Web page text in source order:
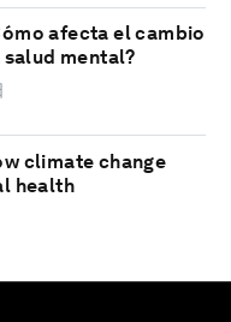
afecta el cambio
mental?
climate change
health